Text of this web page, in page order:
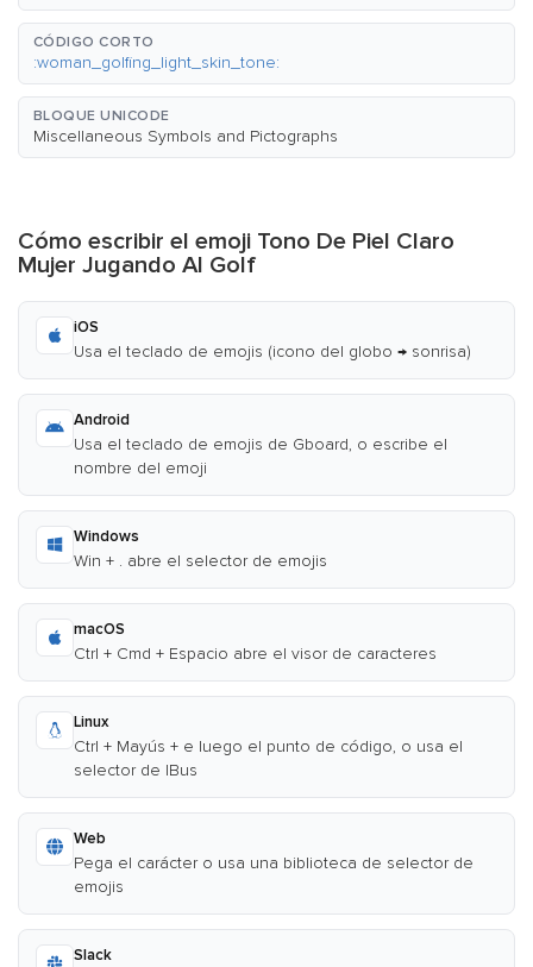
CÓDIGO CORTO
:woman_golfing_light_skin_tone:
BLOQUE UNICODE
Miscellaneous Symbols and Pictographs
Cómo escribir el emoji Tono De Piel Claro
Mujer Jugando Al Golf
iOS
Usa el teclado de emojis (icono del globo → sonrisa)
Android
Usa el teclado de emojis de Gboard, o escribe el
nombre del emoji
Windows
Win + . abre el selector de emojis
macOS
Ctrl + Cmd + Espacio abre el visor de caracteres
Linux
Ctrl + Mayús + e luego el punto de código, o usa el
selector de IBus
Web
Pega el carácter o usa una biblioteca de selector de
emojis
Slack